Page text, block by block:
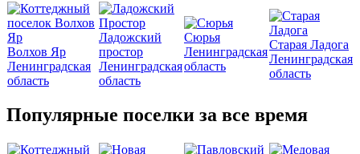
Волхов Яр
Ленинградская
область
Ладожский
простор
Ленинградская
область
Сюрья
Ленинградская
область
Старая Ладога
Ленинградская
область
Популярные поселки за все время